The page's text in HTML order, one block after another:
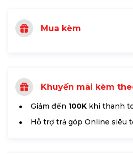
Mua kèm
Khuyến mãi kèm
Giảm đến 100K khi thanh
Hỗ trợ trả góp Online siêu